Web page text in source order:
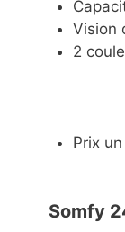
Vision
2
Prix
Somfy